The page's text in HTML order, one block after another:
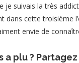
je suivais la très
dans cette troisième
envie de
a plu ? Partagez